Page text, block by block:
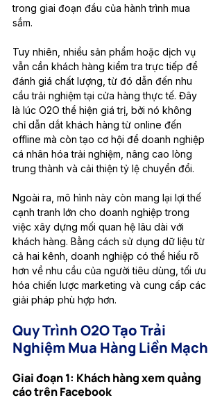
trong giai đoạn đầu của hành trình mua
sắm.
Tuy nhiên, nhiều sản phẩm hoặc dịch vụ
vẫn cần khách hàng kiểm tra trực tiếp để
đánh giá chất lượng, từ đó dẫn đến nhu
cầu trải nghiệm tại cửa hàng thực tế. Đây
là lúc O2O thể hiện giá trị, bởi nó không
chỉ dẫn dắt khách hàng từ online đến
offline mà còn tạo cơ hội để doanh nghiệp
cá nhân hóa trải nghiệm, nâng cao lòng
trung thành và cải thiện tỷ lệ chuyển đổi.
Ngoài ra, mô hình này còn mang lại lợi thế
cạnh tranh lớn cho doanh nghiệp trong
việc xây dựng mối quan hệ lâu dài với
khách hàng. Bằng cách sử dụng dữ liệu từ
cả hai kênh, doanh nghiệp có thể hiểu rõ
hơn về nhu cầu của người tiêu dùng, tối ưu
hóa chiến lược marketing và cung cấp các
giải pháp phù hợp hơn.
Quy Trình O2O Tạo Trải
Nghiệm Mua Hàng Liền Mạch
Giai đoạn 1: Khách hàng xem quảng
cáo trên Facebook